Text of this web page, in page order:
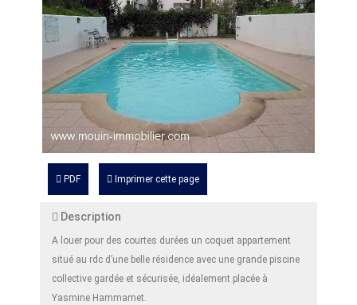
PDF Imprimer cette page
Description
A louer pour des courtes durées un coquet appartement
situé au rdc d’une belle résidence avec une grande piscine
collective gardée et sécurisée, idéalement placée à
Yasmine Hammamet.